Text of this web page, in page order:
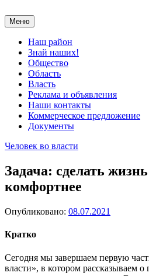
Меню
Наш район
Знай наших!
Общество
Область
Власть
Реклама и объявления
Наши контакты
Коммерческое предложение
Документы
Человек во власти
Задача: сделать
комфортнее
Опубликовано: 08.07.2021
Кратко
Сегодня мы завершаем первую
власти», в котором рассказываем о